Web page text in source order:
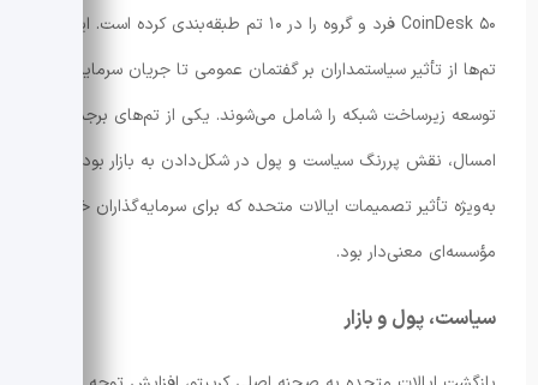
CoinDesk ۵۰ فرد و گروه را در ۱۰ تم طبقه‌بندی کرده است. این
تم‌ها از تأثیر سیاستمداران بر گفتمان عمومی تا جریان سرمایه و
توسعه زیرساخت شبکه را شامل می‌شوند. یکی از تم‌های برجسته
امسال، نقش پررنگ سیاست و پول در شکل‌دادن به بازار بود؛
به‌ویژه تأثیر تصمیمات ایالات متحده که برای سرمایه‌گذاران خرد و
مؤسسه‌ای معنی‌دار بود.
سیاست، پول و بازار